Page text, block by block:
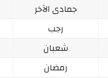
جمادى الآخر
رجب
شعبان
رمضان